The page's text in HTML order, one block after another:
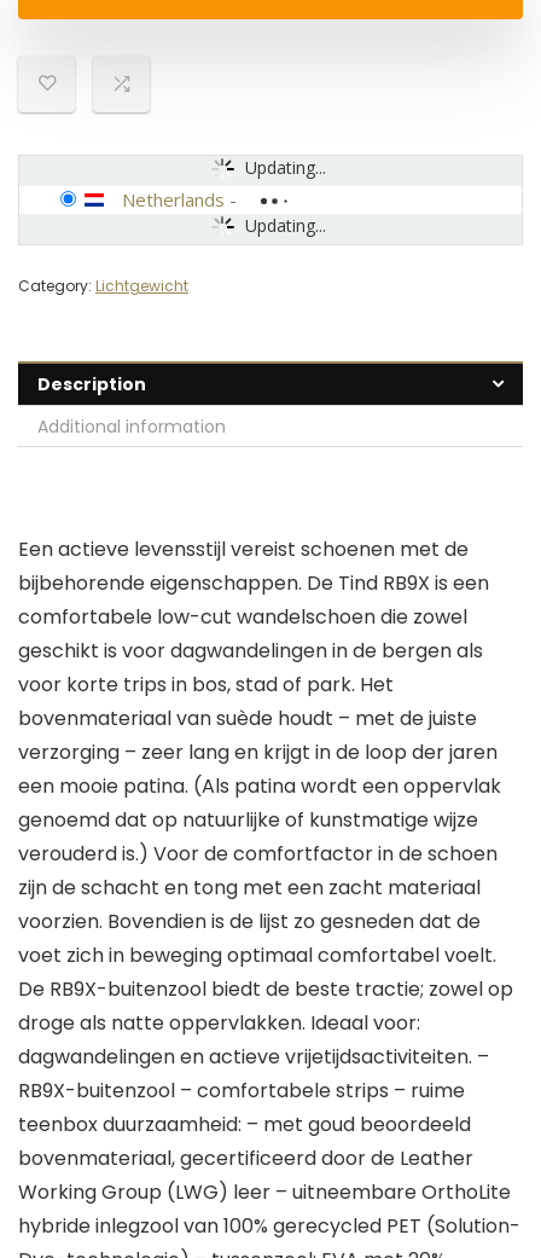
Updating...
Updating...
Netherlands -
Category: Lichtgewicht
Description
Additional information
Een actieve levensstijl vereist schoenen met de
bijbehorende eigenschappen. De Tind RB9X is een
comfortabele low-cut wandelschoen die zowel
geschikt is voor dagwandelingen in de bergen als
voor korte trips in bos, stad of park. Het
bovenmateriaal van suède houdt – met de juiste
verzorging – zeer lang en krijgt in de loop der jaren
een mooie patina. (Als patina wordt een oppervlak
genoemd dat op natuurlijke of kunstmatige wijze
verouderd is.) Voor de comfortfactor in de schoen
zijn de schacht en tong met een zacht materiaal
voorzien. Bovendien is de lijst zo gesneden dat de
voet zich in beweging optimaal comfortabel voelt.
De RB9X-buitenzool biedt de beste tractie; zowel op
droge als natte oppervlakken. Ideaal voor:
dagwandelingen en actieve vrijetijdsactiviteiten. –
RB9X-buitenzool – comfortabele strips – ruime
teenbox duurzaamheid: – met goud beoordeeld
bovenmateriaal, gecertificeerd door de Leather
Working Group (LWG) leer – uitneembare OrthoLite
hybride inlegzool van 100% gerecycled PET (Solution-